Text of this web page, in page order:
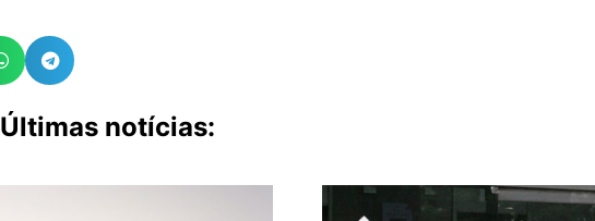
Últimas notícias: